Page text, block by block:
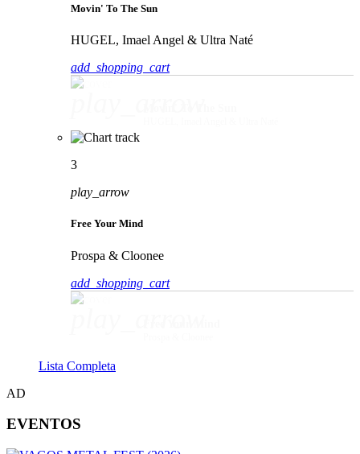
Movin' To The Sun
HUGEL, Imael Angel & Ultra Naté
add_shopping_cart
3
play_arrow
Free Your Mind
Prospa & Cloonee
add_shopping_cart
Lista Completa
AD
EVENTOS